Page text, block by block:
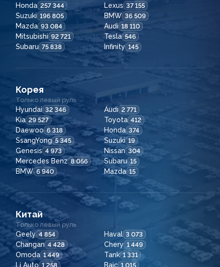
Honda 257 344 Lexus 37 155
Suzuki 196 805 BMW 36 509
Mazda 93 084 Audi 18 110
Mitsubishi 92 721 Tesla 546
Subaru 75 838 Infinity 145
Корея
Только левый руль
Hyundai 32 346 Audi 2 771
Kia 29 527 Toyota 412
Daewoo 6 318 Honda 374
SsangYong 5 345 Suzuki 19
Genesis 4 973 Nissan 304
Mercedes Benz 8 056 Subaru 15
BMW 6 940 Mazda 15
Китай
Только левый руль
Geely 4 854 Haval 3 073
Changan 4 428 Chery 1 449
Omoda 1 449 Tank 1 331
Li Auto 1 258 Baic 1 015